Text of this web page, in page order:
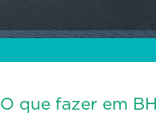
O que fazer em BH